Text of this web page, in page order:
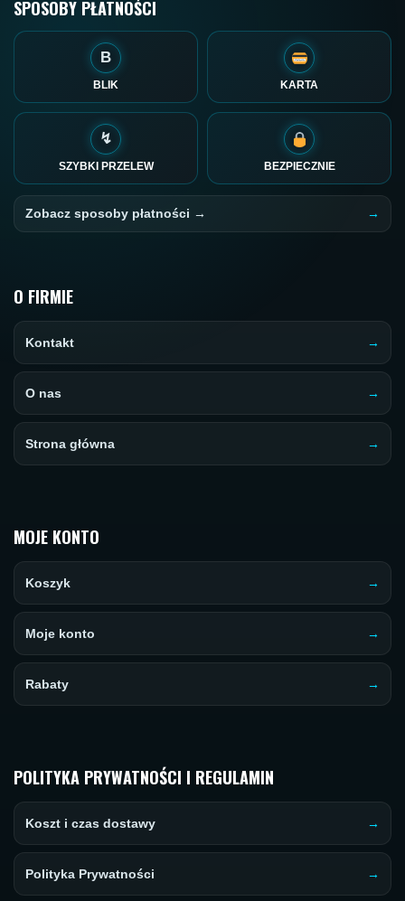
SPOSOBY PŁATNOŚCI
B
BLIK KARTA
↯
SZYBKI PRZELEW BEZPIECZNIE
Zobacz sposoby płatności →
O FIRMIE
Kontakt
O nas
Strona główna
MOJE KONTO
Koszyk
Moje konto
Rabaty
POLITYKA PRYWATNOŚCI I REGULAMIN
Koszt i czas dostawy
Polityka Prywatności